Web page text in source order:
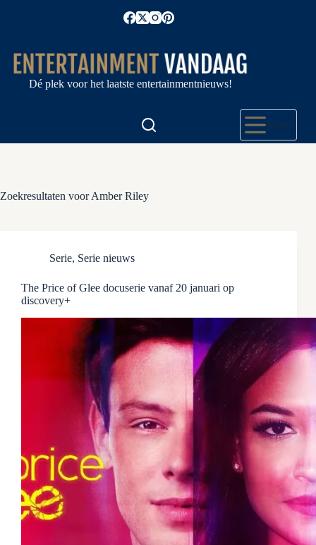
Dé plek voor het laatste entertainmentnieuws!
Menu
Zoekresultaten voor Amber Riley
Serie, Serie nieuws
The Price of Glee docuserie vanaf 20 januari op
discovery+